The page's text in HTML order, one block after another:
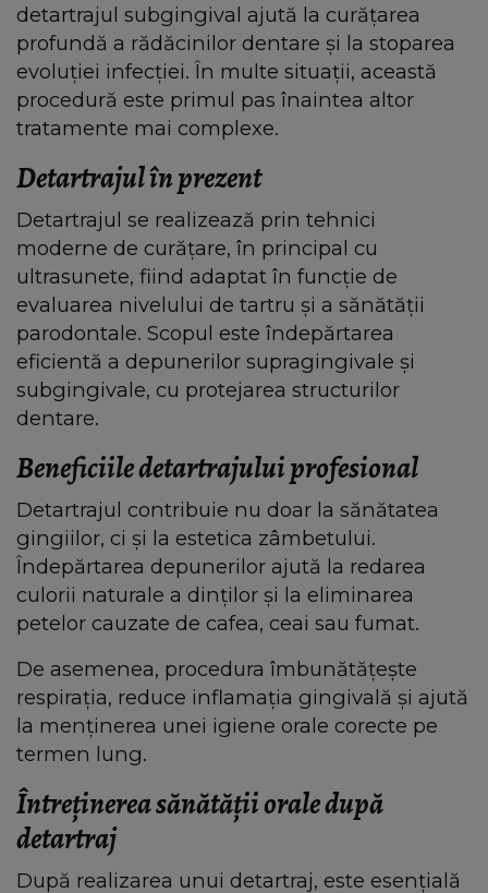
detartrajul subgingival ajută la curățarea
profundă a rădăcinilor dentare și la stoparea
evoluției infecției. În multe situații, această
procedură este primul pas înaintea altor
tratamente mai complexe.
Detartrajul în prezent
Detartrajul se realizează prin tehnici
moderne de curățare, în principal cu
ultrasunete, fiind adaptat în funcție de
evaluarea nivelului de tartru și a sănătății
parodontale. Scopul este îndepărtarea
eficientă a depunerilor supragingivale și
subgingivale, cu protejarea structurilor
dentare.
Beneficiile detartrajului profesional
Detartrajul contribuie nu doar la sănătatea
gingiilor, ci și la estetica zâmbetului.
Îndepărtarea depunerilor ajută la redarea
culorii naturale a dinților și la eliminarea
petelor cauzate de cafea, ceai sau fumat.
De asemenea, procedura îmbunătățește
respirația, reduce inflamația gingivală și ajută
la menținerea unei igiene orale corecte pe
termen lung.
Întreținerea sănătății orale după
detartraj
După realizarea unui detartraj, este esențială